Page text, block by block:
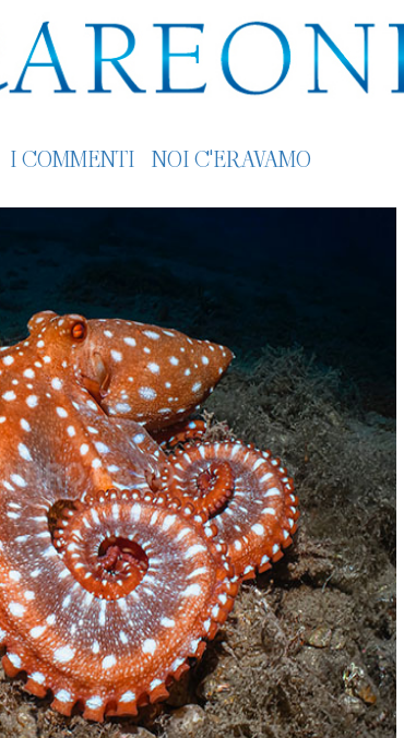
I COMMENTI NOI C'ERAVAMO